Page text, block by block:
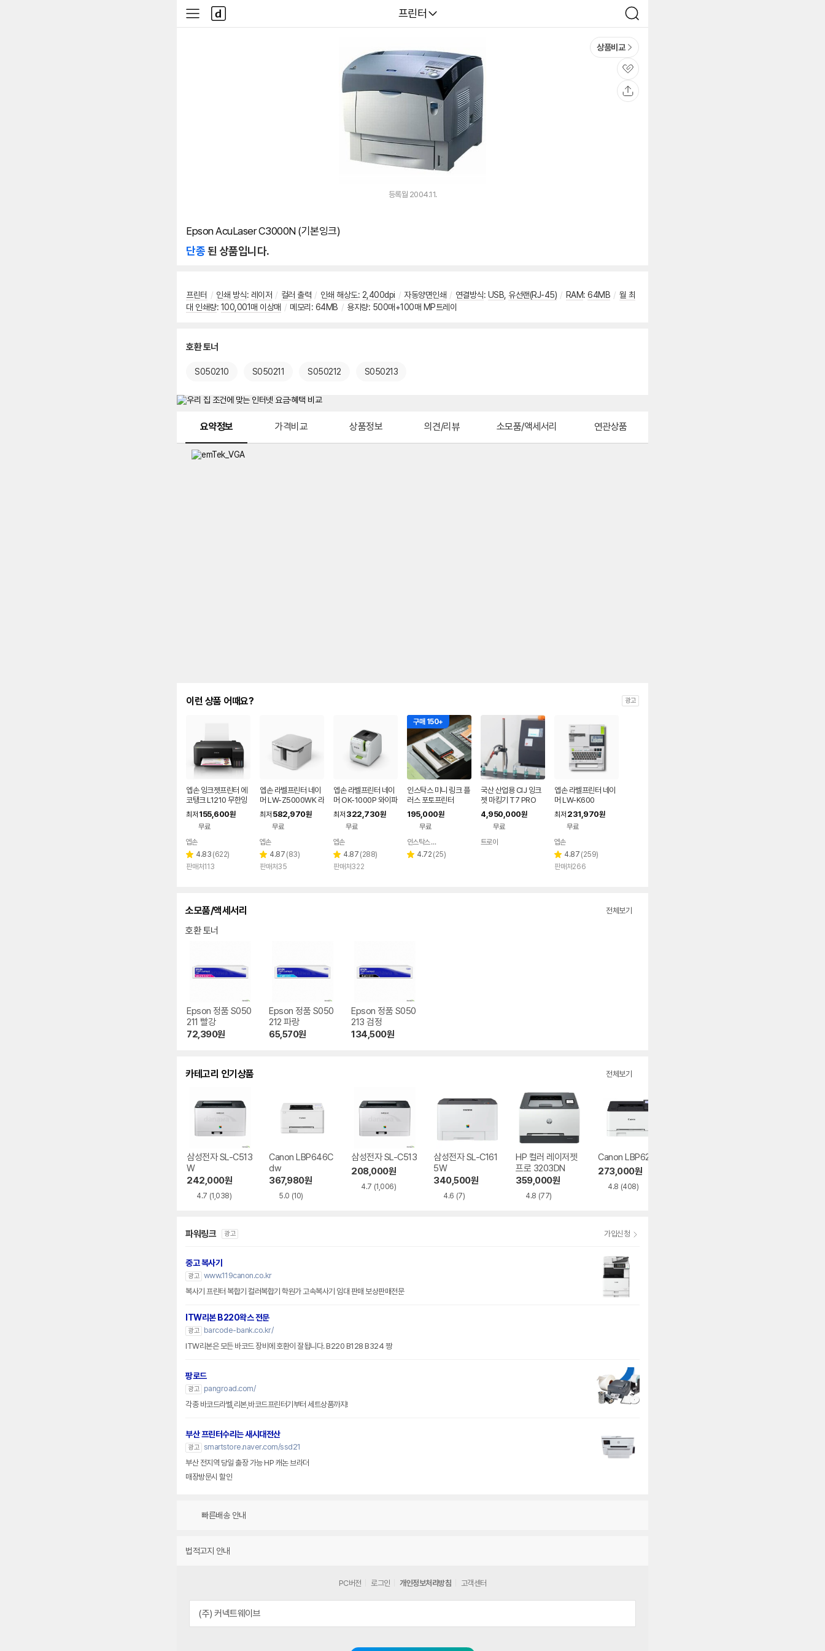
다나와
프린터
검
색
사
이
다
나
와
상품비교
관
심
등록월 2004.11.
Epson AcuLaser C3000N (기본잉크)
단종된 상품입니다.
프린터 / 인쇄 방식: 레이저 / 컬러 출력 / 인쇄 해상도: 2,400dpi / 자동양면인쇄 / 연결방식: USB 유선랜(RJ-45) / RAM: 64MB / 월 최
대 인쇄량: 100,001매 이상매 / 메모리: 64MB / 용지량: 500매+100매 MP트레이
호환 토너
S050210 S050211 S050212 S050213
요약정보 가격비교 상품정보 의견/리뷰 소모품/액세서리 연관상품
이런 상품 어때요? 광고
엡손 잉크젯프린터 에
코탱크 L1210 무한잉
크
최저 155,600원
무료
엡손
별
점
4.83 리
뷰
(622)
판매처113
엡손 라벨프린터 네이
머 LW-Z5000WK 라
벨
최저 582,970원
무료
엡손
별
점
4.87 리
뷰
(83)
판매처35
엡손 라벨프린터 네이
머 OK-1000P 와이파
이
최저 322,730원
무료
엡손
별
점
4.87 리
뷰
(288)
판매처322
구매 150+
인스탁스 미니 링크 플
러스 포토프린터
195,000원
무료
인스탁스 스토어
별 4.72 리
(25)
국산 산업용 CIJ 잉크
젯 마킹기 T7 PRO
4,950,000원
무료
트로이
엡손 라벨프린터 네이
머 LW-K600
최저 231,970원
무료
엡손
별
점
4.87 리
뷰
(259)
판매처266
소모품/액세서리 전체보기
호환 토너
Epson 정품 S050
211 빨강
72,390원
Epson 정품 S050
212 파랑
65,570원
Epson 정품 S050
213 검정
134,500원
카테고리 인기상품 전체보기
삼성전자 SL-C513
W
242,000원
4.7 (1,038)
Canon LBP646C
dw
367,980원
5.0 (10)
삼성전자 SL-C513
208,000원
4.7 (1,006)
삼성전자 SL-C161
5W
340,500원
4.6 (7)
HP 컬러 레이저젯
프로 3203DN
359,000원
4.8 (77)
Canon LBP621cw
273,000원
4.8 (408)
파워링크 광고 가입신청
중고 복사기
광고 www.119canon.co.kr
복사기 프린터 복합기 컬러복합기 학원가 고속복사기 임대 판매 보상판매전문
ITW리본 B220왁스 전문
광고
barcode-bank.co.kr/
ITW리본은 모든 바코드 장비에 호환이 잘됩니다. B220 B128 B324 짱
팡로드
광고
pangroad.com/
각종 바코드라벨,리본,바코드프린터기부터 세트상품까지!
부산 프린터수리는 새시대전산
광고 smartstore.naver.com/ssd21
부산 전지역 당일 출장 가능 HP 캐논 브라더
매장방문시 할인
빠른배송 안내
법적고지 안내
PC버전 로그인 개인정보처리방침 고객센터
(주) 커넥트웨이브